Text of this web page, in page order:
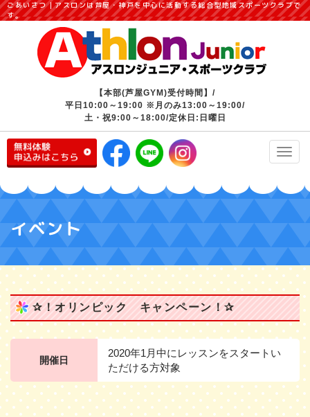
ごあいさつ｜アスロンは芦屋・神戸を中心に活動する総合型地域スポーツクラブで
す。
【本部(芦屋GYM)受付時間】/
平日10:00～19:00 ※月のみ13:00～19:00/
土・祝9:00～18:00/定休日:日曜日
イベント
✰！オリンピック キャンペーン！✰
開催日
2020年1月中にレッスンをスタートい
ただける方対象